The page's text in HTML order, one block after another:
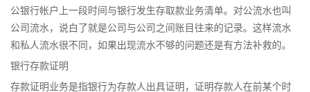
公银行帐户上一段时间与银行发生存取款业务清单。对公流水也叫
公司流水，说白了就是公司与公司之间账目往来的记录。这样流水
和私人流水很不同，如果出现流水不够的问题还是有方法补救的。
银行存款证明
存款证明业务是指银行为存款人出具证明，证明存款人在前某个时